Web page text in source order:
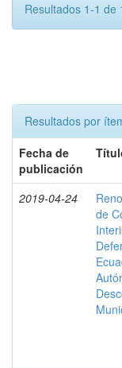
Resultados 1-1 de
Resultados por
Fecha de
publicación
2019-04-24
de